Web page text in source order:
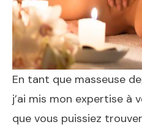
En tant que masseuse
j’ai mis mon expertise à
que vous puissiez